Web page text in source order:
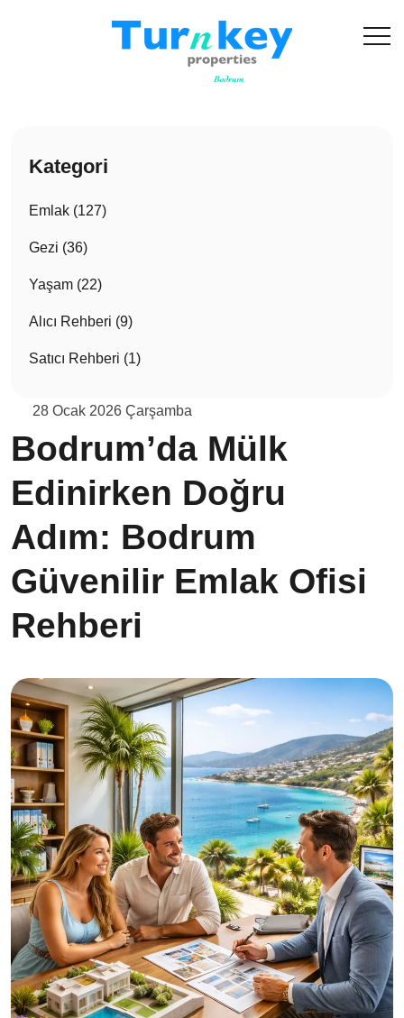
Kategori
Emlak (127)
Gezi (36)
Yaşam (22)
Alıcı Rehberi (9)
Satıcı Rehberi (1)
28 Ocak 2026 Çarşamba
Bodrum’da Mülk
Edinirken Doğru
Adım: Bodrum
Güvenilir Emlak Ofisi
Rehberi